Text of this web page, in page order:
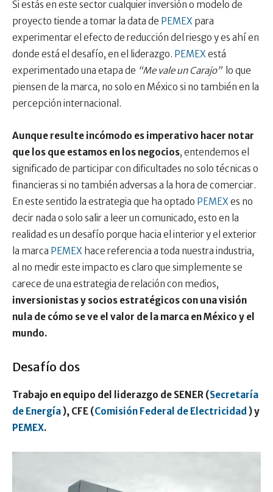
Si estás en este sector cualquier inversión o modelo de
proyecto tiende a tomar la data de PEMEX para
experimentar el efecto de reducción del riesgo y es ahí en
donde está el desafío, en el liderazgo. PEMEX está
experimentado una etapa de “Me vale un Carajo”lo que
piensen de la marca, no solo en México si no también en la
percepción internacional.
Aunque resulte incómodo es imperativo hacer notar
que los que estamos en los negocios, entendemos el
significado de participar con dificultades no solo técnicas o
financieras si no también adversas a la hora de comerciar.
En este sentido la estrategia que ha optado PEMEX es no
decir nada o solo salir a leer un comunicado, esto en la
realidad es un desafío porque hacia el interior y el exterior
la marca PEMEX hace referencia a toda nuestra industria,
al no medir este impacto es claro que simplemente se
carece de una estrategia de relación con medios,
inversionistas y socios estratégicos con una visión
nula de cómo se ve el valor de la marca en México y el
mundo.
Desafío dos
Trabajo en equipo del liderazgo de SENER (Secretaría
de Energía ), CFE (Comisión Federal de Electricidad ) y
PEMEX.